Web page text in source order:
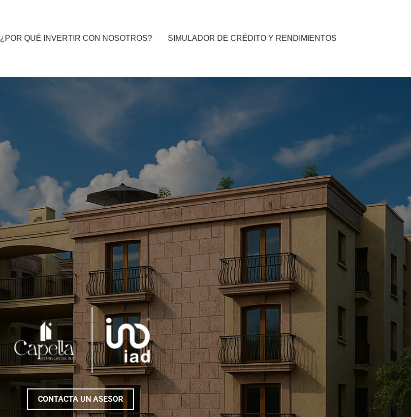
¿POR QUÉ INVERTIR CON NOSOTROS? SIMULADOR DE CRÉDITO Y RENDIMIENTOS
CONTACTA UN ASESOR